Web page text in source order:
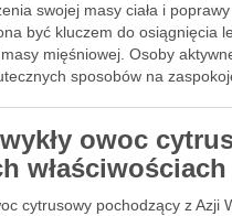
swojej masy ciała i
być kluczem do osiągnięcia
mięśniowej. Osoby
sposobów na
owoc
właściwościach
cytrusowy pochodzący z Azji